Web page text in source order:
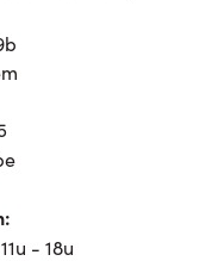
- 18u